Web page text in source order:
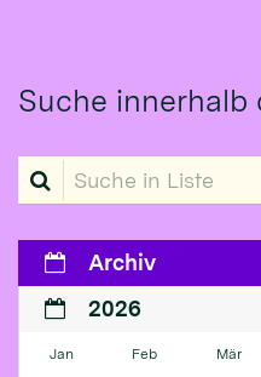
Suche innerhalb
Suche in Liste
Archiv
2026
Jan Feb Mär